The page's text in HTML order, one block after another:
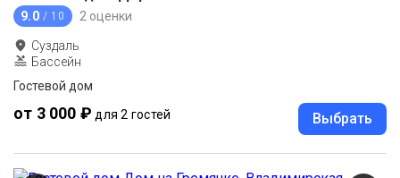
9.0 / 10 2 оценки
Суздаль
Бассейн
Гостевой дом
от 3 000 ₽ для 2 гостей Выбрать